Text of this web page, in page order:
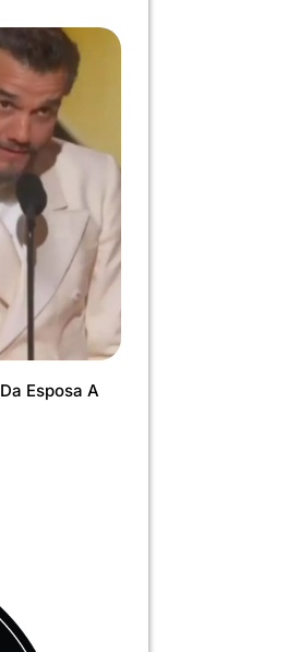
Esposa A